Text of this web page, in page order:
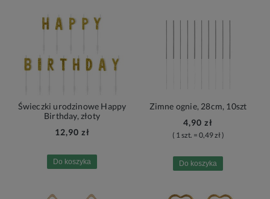
Świeczki urodzinowe Happy
Birthday, złoty
12,90 zł
Do koszyka
Zimne ognie, 28cm, 10szt
4,90 zł
( 1 szt. = 0,49 zł )
Do koszyka